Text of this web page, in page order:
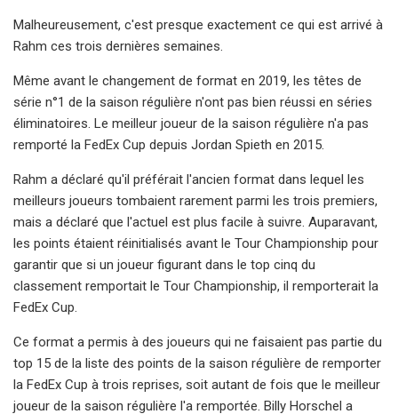
Malheureusement, c'est presque exactement ce qui est arrivé à
Rahm ces trois dernières semaines.
Même avant le changement de format en 2019, les têtes de
série n°1 de la saison régulière n'ont pas bien réussi en séries
éliminatoires. Le meilleur joueur de la saison régulière n'a pas
remporté la FedEx Cup depuis Jordan Spieth en 2015.
Rahm a déclaré qu'il préférait l'ancien format dans lequel les
meilleurs joueurs tombaient rarement parmi les trois premiers,
mais a déclaré que l'actuel est plus facile à suivre. Auparavant,
les points étaient réinitialisés avant le Tour Championship pour
garantir que si un joueur figurant dans le top cinq du
classement remportait le Tour Championship, il remporterait la
FedEx Cup.
Ce format a permis à des joueurs qui ne faisaient pas partie du
top 15 de la liste des points de la saison régulière de remporter
la FedEx Cup à trois reprises, soit autant de fois que le meilleur
joueur de la saison régulière l'a remportée. Billy Horschel a